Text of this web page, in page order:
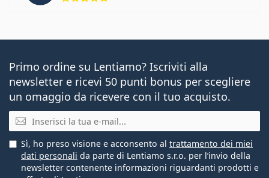
Primo ordine su Lentiamo? Iscriviti alla
newsletter e ricevi 50 punti bonus per scegliere
un omaggio da ricevere con il tuo acquisto.
E-mail
Sì, ho preso visione e acconsento al trattamento dei miei
dati personali da parte di Lentiamo s.r.o. per l’invio della
newsletter contenente informazioni riguardanti prodotti e